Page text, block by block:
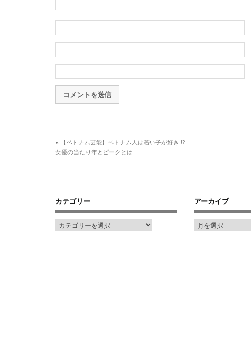
«
【ベトナム芸能】ベトナム人は若い子が好き !?
女優の当たり年とピークとは
カテゴリー アーカイブ